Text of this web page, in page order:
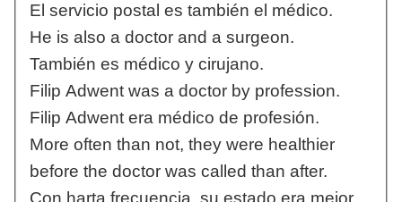
El servicio postal es también el médico.
He is also a doctor and a surgeon.
También es médico y cirujano.
Filip Adwent was a doctor by profession.
Filip Adwent era médico de profesión.
More often than not, they were healthier
before the doctor was called than after.
Con harta frecuencia, su estado era mejor